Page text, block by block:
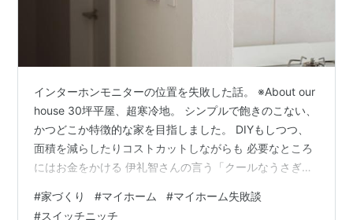
インターホンモニターの位置を失敗した話。 ※About our
house 30坪平屋、超寒冷地。 シンプルで飽きのこない、
かつどこか特徴的な家を目指しました。 DIYもしつつ、
面積を減らしたりコストカットしながらも 必要なところ
にはお金をかける 伊礼智さんの言う「クールなうさぎ小
な家にしたかったこともありスイッチ類は目立たないか
#家づくり #マイホーム #マイホーム失敗談
#スイッチニッチ